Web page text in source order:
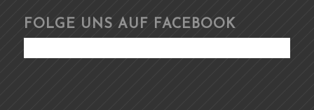
FOLGE UNS AUF FACEBOOK